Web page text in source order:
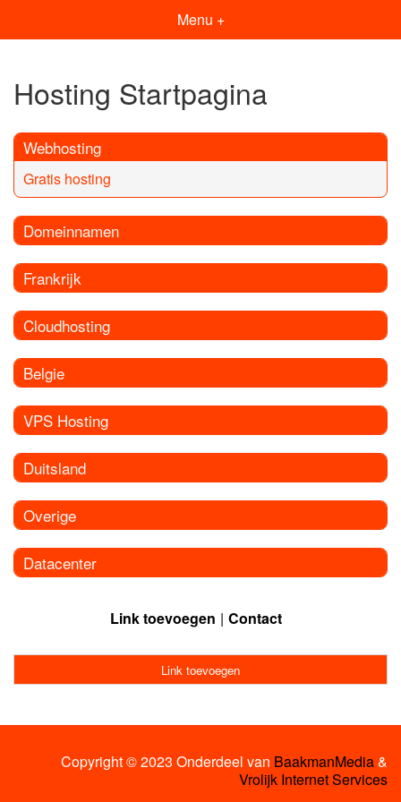
Menu +
Hosting Startpagina
Webhosting
Gratis hosting
Domeinnamen
Frankrijk
Cloudhosting
Belgie
VPS Hosting
Duitsland
Overige
Datacenter
Link toevoegen Contact
Link toevoegen
Copyright © 2023 Onderdeel van BaakmanMedia&
Vrolijk Internet Services